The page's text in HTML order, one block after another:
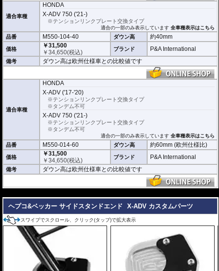
適合車種
HONDA
X-ADV 750 ('21-)
※テンションリンクプレート交換タイプ
適合の一部のみ表示しています全車種表示はこちら
品番 M550-104-40 ダウン高 約40mm
価格
￥31,500
￥34,650(税込) ブランド P&A International
備考 ダウン高は欧州仕様車との比較値です
適合車種
HONDA
X-ADV ('17-'20)
※テンションリンクプレート交換タイプ
※タンデム不可
X-ADV 750 ('21-)
※テンションリンクプレート交換タイプ
※タンデム不可
適合の一部のみ表示しています全車種表示はこちら
品番 M550-014-60 ダウン高 約60mm (欧州仕様比)
価格
￥31,500
￥34,650(税込) ブランド P&A International
備考 ダウン高は欧州仕様車との比較値です
ヘプコ&ベッカー サイドスタンドエンド X-ADV カスタムパーツ
スワイプでスクロール、クリック(タップ)で拡大表示